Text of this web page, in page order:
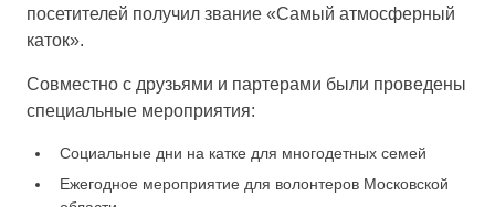
посетителей получил звание «Самый атмосферный
каток».
Совместно с друзьями и партерами были проведены
специальные мероприятия:
Социальные дни на катке для многодетных семей
Ежегодное мероприятие для волонтеров Московской